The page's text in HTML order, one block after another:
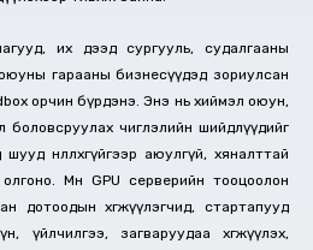
их дээд сургууль, судалгааны
гарааны бизнесүүдэд зориулсан
орчин бүрдэнэ. Энэ нь хиймэл оюун,
боловсруулах чиглэлийн шийдлүүдийг
нөлөөлөхгүйгээр аюулгүй, хяналттай
Мөн GPU серверийн тооцоолон
дотоодын хөгжүүлэгчид, стартапууд
үйлчилгээ, загваруудаа хөгжүүлэх,